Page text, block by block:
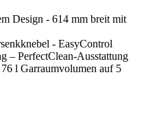
Design - 614 mm breit mit
- EasyControl
– PerfectClean-Ausstattung
l Garraumvolumen auf 5